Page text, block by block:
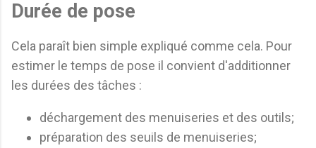
Durée de pose
Cela paraît bien simple expliqué comme cela. Pour
estimer le temps de pose il convient d'additionner
les durées des tâches :
déchargement des menuiseries et des outils;
préparation des seuils de menuiseries;